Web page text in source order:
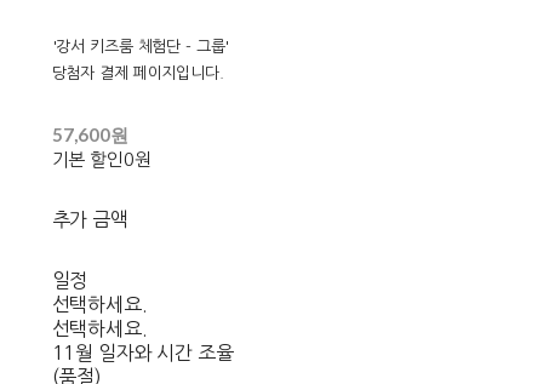
'강서 키즈룸 체험단 - 그룹'
당첨자 결제 페이지입니다.
57,600원
기본 할인0원
추가 금액
일정
선택하세요.
선택하세요.
11월 일자와 시간 조율
(품절)